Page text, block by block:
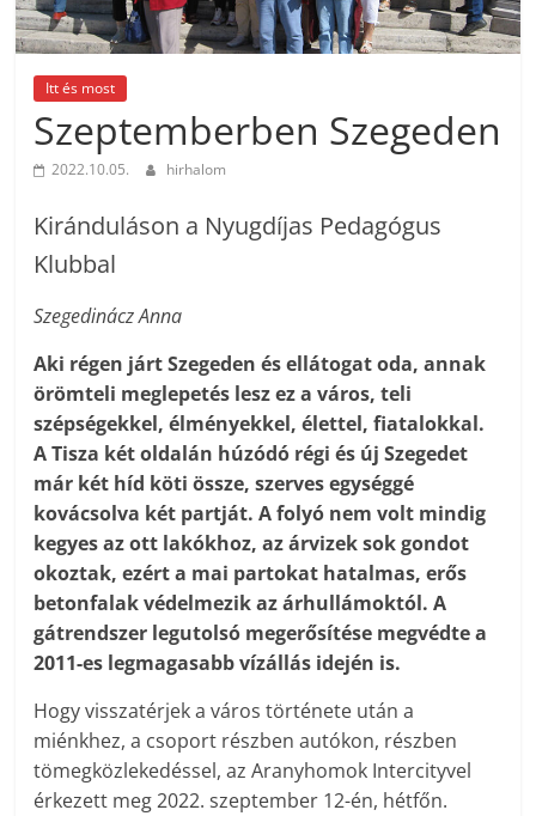
Itt és most
Szeptemberben Szegeden
2022.10.05. hirhalom
Kiránduláson a Nyugdíjas Pedagógus
Klubbal
Szegedinácz Anna
Aki régen járt Szegeden és ellátogat oda, annak
örömteli meglepetés lesz ez a város, teli
szépségekkel, élményekkel, élettel, fiatalokkal.
A Tisza két oldalán húzódó régi és új Szegedet
már két híd köti össze, szerves egységgé
kovácsolva két partját. A folyó nem volt mindig
kegyes az ott lakókhoz, az árvizek sok gondot
okoztak, ezért a mai partokat hatalmas, erős
betonfalak védelmezik az árhullámoktól. A
gátrendszer legutolsó megerősítése megvédte a
2011-es legmagasabb vízállás idején is.
Hogy visszatérjek a város története után a
miénkhez, a csoport részben autókon, részben
tömegközlekedéssel, az Aranyhomok Intercityvel
érkezett meg 2022. szeptember 12-én, hétfőn.